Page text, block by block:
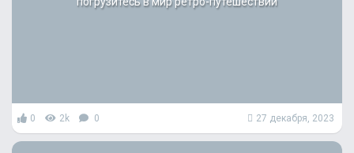
0 2k 0 27 декабря, 2023